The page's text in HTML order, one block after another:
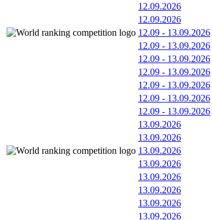
12.09.2026
12.09.2026
12.09 - 13.09.2026
12.09 - 13.09.2026
12.09 - 13.09.2026
12.09 - 13.09.2026
12.09 - 13.09.2026
12.09 - 13.09.2026
12.09 - 13.09.2026
13.09.2026
13.09.2026
13.09.2026
13.09.2026
13.09.2026
13.09.2026
13.09.2026
13.09.2026